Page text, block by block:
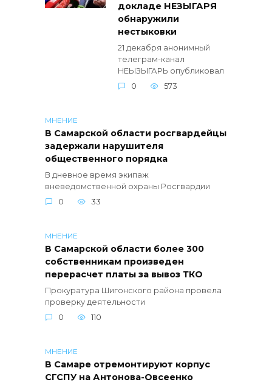
докладе НЕЗЫГАРЯ
обнаружили
нестыковки
21 декабря анонимный
телеграм-канал
НЕЫЗЫГАРЬ опубликовал
0
573
МНЕНИЕ
В Самарской области росгвардейцы
задержали нарушителя
общественного порядка
В дневное время экипаж
вневедомственной охраны Росгвардии
0
33
МНЕНИЕ
В Самарской области более 300
собственникам произведен
перерасчет платы за вывоз ТКО
Прокуратура Шигонского района провела
проверку деятельности
0
110
МНЕНИЕ
В Самаре отремонтируют корпус
СГСПУ на Антонова-Овсеенко